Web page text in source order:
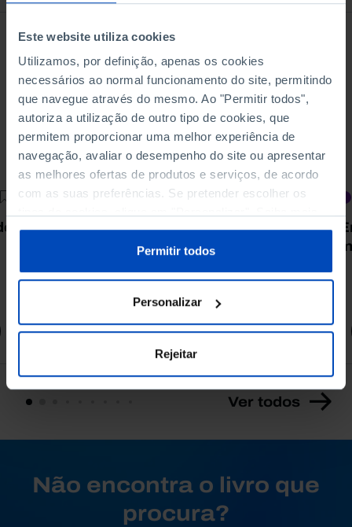
Este website utiliza cookies
Utilizamos, por definição, apenas os cookies
necessários ao normal funcionamento do site, permitindo
que navegue através do mesmo. Ao "Permitir todos",
autoriza a utilização de outro tipo de cookies, que
permitem proporcionar uma melhor experiência de
navegação, avaliar o desempenho do site ou apresentar
as melhores ofertas de produtos e serviços, de acordo
com as suas preferências. Se pretender escolher os
sobre cookies através da gestão de preferências ou da
Política de Cookies.
Permitir todos
Personalizar
Rejeitar
OUTRAS EDIÇÕES
Riso, humor e... matemática
9,00 €
Comprar
Ver todos
Não encontra o livro que
procura?